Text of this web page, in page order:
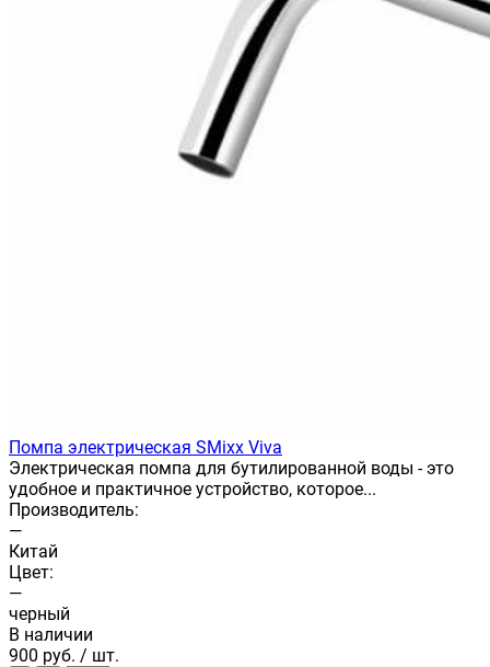
Помпа электрическая SMixx Viva
Электрическая помпа для бутилированной воды - это
удобное и практичное устройство, которое...
Производитель:
—
Китай
Цвет:
—
черный
В наличии
900 руб. / шт.